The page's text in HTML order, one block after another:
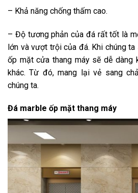
– Khả năng chống thấm cao.
– Độ tương phản của đá rất tốt là
lớn và vượt trội của đá. Khi chúng
ốp mặt cửa thang máy sẽ dễ dàng
khác. Từ đó, mang lại vẻ sang
chúng ta.
Đá marble ốp mặt thang máy